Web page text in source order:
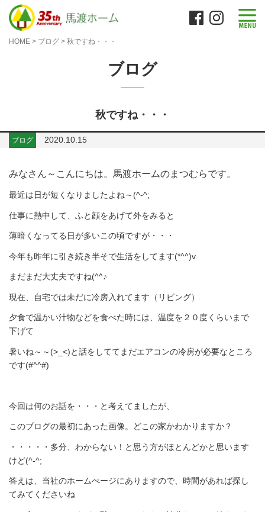
HOME > ブログ > 秋ですね・・・
ブログ
秋ですね・・・
ブログ 2020.10.15
みなさん～こんにちは。馬渡ホームのまつむらです。
最近は日が短くなりましたよね～(^-^;
仕事に熱中して、ふと顔をあげて外をみると
薄暗くなってる日が多いこの頃ですが・・・
今年も昨年に引き続き半そで生活をしてます(*^^)v
まだまだ大丈夫ですね(^^♪
現在、自宅では未だに冷房入れてます（リビング）
夕食で温かい汁物などを食べた時には、温度を２０度くらいまで
下げて
暑いね～～(>_<)と話をしててまだエアコンの冷房が必要なところ
です(#^^#)
今回は何のお話を・・・と考えてましたが、
このブログの最初にあった画像。どこの家かわかりますか？
・・・・・多分、わからない！と思う方がほとんどかと思います
けど(^-^;
答えは、当社のホームぺージにありますので、時間があれば探し
てみてくださいね